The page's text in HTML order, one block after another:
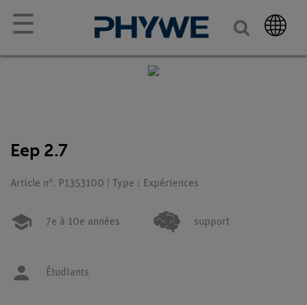
☰
Eep 2.7
Article n°. P1353100 | Type : Expériences
7e à 10e années support
Étudiants